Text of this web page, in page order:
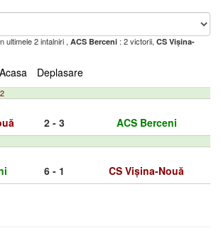
ultimele 2 intalniri , ACS Berceni : 2 victorii, CS Vișina-
Acasa Deplasare
2 - 3 ACS Berceni
6 - 1 CS Vișina-Nouă